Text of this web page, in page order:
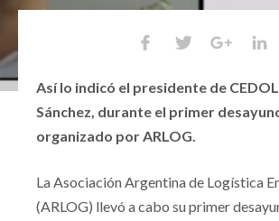
Así lo indicó el presidente de
Sánchez, durante el primer
organizado por ARLOG.
La Asociación Argentina de Logística
(ARLOG) llevó a cabo su primer